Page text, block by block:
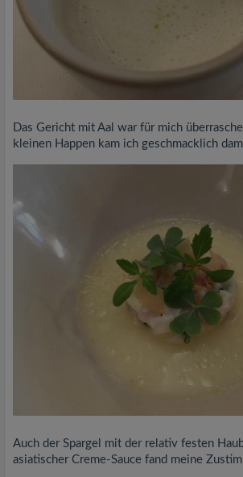
Das Gericht mit Aal war für mich
kleinen Happen kam ich geschmacklich
Auch der Spargel mit der relativ festen
asiatischer Creme-Sauce fand meine